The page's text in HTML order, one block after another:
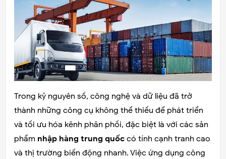
Trong kỷ nguyên số, công nghệ và dữ liệu đã trở
thành những công cụ không thể thiếu để phát triển
và tối ưu hóa kênh phân phối, đặc biệt là với các sản
phẩm nhập hàng trung quốc có tính cạnh tranh cao
và thị trường biến động nhanh. Việc ứng dụng công